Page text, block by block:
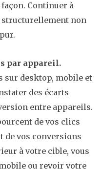
Continuer à
structurellement non
par appareil.
sur desktop, mobile et
des écarts
entre appareils.
de vos clics
de vos conversions
à votre cible, vous
ou revoir votre